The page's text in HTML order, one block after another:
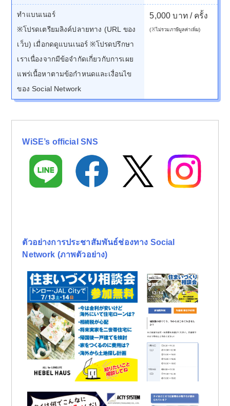
ทำแบนเนอร์
※โปรดเตรียมลิงค์ปลายทาง (URL ของ
เว็บ) เมื่อกดดูแบนเนอร์ ※โปรดปรึกษา
เราเนื่องจากมีข้อจำกัดเกี่ยวกับการเผย
แพร่เนื้อหาตามข้อกำหนดและเงื่อนไข
ของ Social Network
5,000 บาท / ครั้ง
(※ไม่รวมภาษีมูลค่าเพิ่ม)
WiSE’s official SNS
ตัวอย่างการประชาสัมพันธ์ช่องทาง Social
Network (ภาพตัวอย่าง)